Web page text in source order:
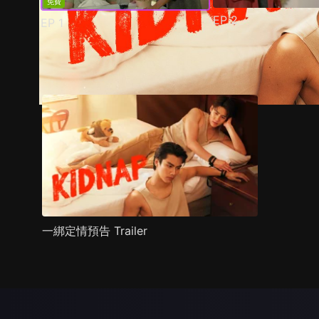
EP 1 EP2
預告 劇照 推薦影片 劇情介紹
一綁定情預告 Trailer